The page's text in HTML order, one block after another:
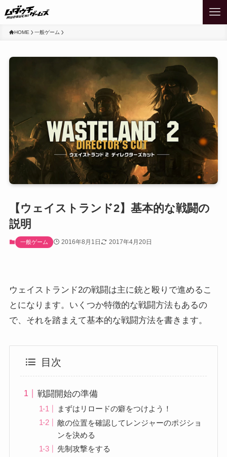
HOME 一般ゲーム
【ウェイストランド2】基本的な戦闘の
説明
一般ゲーム 2016年8月1日 2017年4月20日
ウェイストランド2の戦闘は主に銃と殴りで進めるこ
とになります。いくつか特徴的な戦闘方法もあるの
で、それを踏まえて基本的な戦闘方法を書きます。
目次
戦闘開始の準備
まずはリロードの癖をつけよう！
敵の位置を確認してレンジャーのポジショ
ンを決める
先制攻撃をする